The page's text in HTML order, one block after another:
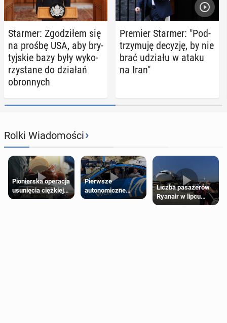
Starmer: Zgo­dzi­łem się
na prośbę USA, aby bry­
tyj­skie bazy były wy­ko­
rzy­sta­ne do działań
obron­nych
Premier Starmer: "Pod­
trzy­mu­ję decyzję, by nie
brać udziału w ataku
na Iran"
Rolki Wiadomości›
Pionierska operacja
usunięcia ciężkiej
wady wrodzonej
Pierwsze
autonomiczne
Ubery pojawią się
Liczba pasażerów
Ryanair w lipcu
pobiła rekord